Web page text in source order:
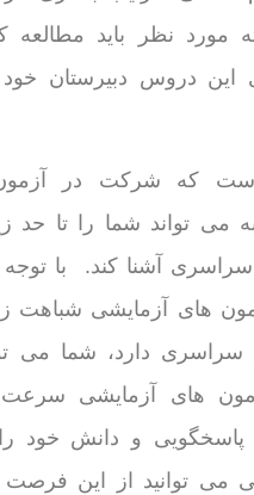
مورد نظر باید مطالعه
این دروس دبیرستان خود
که شرکت در
می تواند شما را تا حد
آشنا کند. با توجه
های آزمایشی شباهت
سراسری دارد، شما می
های آزمایشی
پاسخگویی و دانش خود
می توانید از این فرصت